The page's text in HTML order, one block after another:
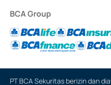
BCA Group
PT BCA Sekuritas berizin dan